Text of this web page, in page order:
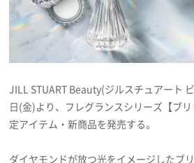
Emoメン
ランキング
Emo!miuとは？
JILL STUART Beauty(ジルスチュアート
日(金)より、フレグランスシリーズ【ブ
定アイテム・新商品を発売する。
ダイヤモンドが放つ光をイメージしたブ